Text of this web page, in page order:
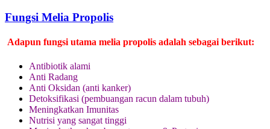
Fungsi Melia Propolis
Adapun fungsi utama melia propolis adalah sebagai berikut:
Antibiotik alami
Anti Radang
Anti Oksidan (anti kanker)
Detoksifikasi (pembuangan racun dalam tubuh)
Meningkatkan Imunitas
Nutrisi yang sangat tinggi